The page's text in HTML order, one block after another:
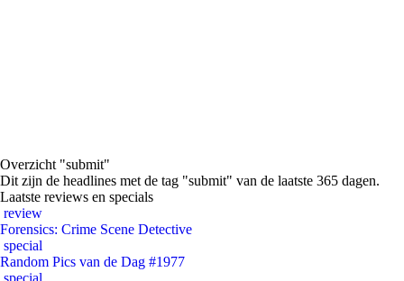
Overzicht "submit"
Dit zijn de headlines met de tag "submit" van de laatste 365 dagen.
Laatste reviews en specials
review
Forensics: Crime Scene Detective
special
Random Pics van de Dag #1977
special